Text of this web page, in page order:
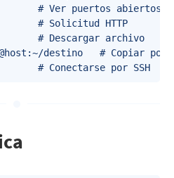
# Ver puertos abiertos
# Solicitud HTTP
# Descargar archivo
destino   # Copiar por